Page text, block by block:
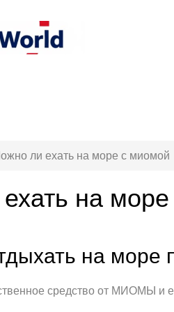
ли ехать на море с миомой
на
на море
средство от МИОМЫ и